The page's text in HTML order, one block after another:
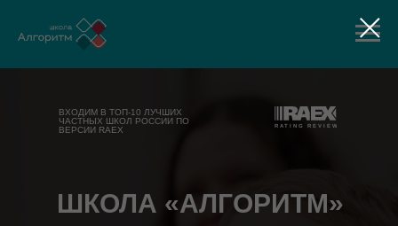
ШКОЛА «АЛГОРИТМ»
ВХОДИМ В ТОП-10 ЛУЧШИХ
ЧАСТНЫХ ШКОЛ РОССИИ ПО
ВЕРСИИ RAEX